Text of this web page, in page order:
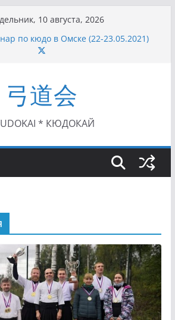
10 августа, 2026
Кубка Московской области по Кюдо /
II (27.06.2021)
по кюдо в Омске (22-23.05.2021)
III (01.08.2021)
Посла Японии в России по Кюдо,
(25.07.2021)
弓道会
* КЮДОКАЙ